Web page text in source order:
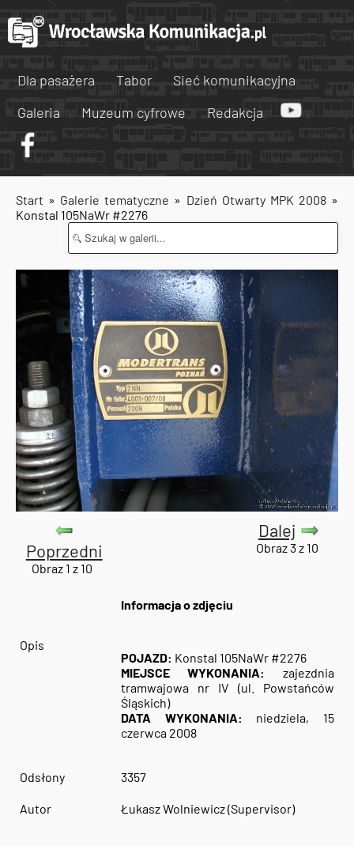
Dla pasażera Tabor
Sieć komunikacyjna
Galeria
Muzeum cyfrowe Redakcja
Start » Galerie tematyczne » Dzień Otwarty MPK 2008»
Konstal 105NaWr #2276
Poprzedni
Obraz 1 z 10
Dalej
Obraz 3 z 10
Informacja o zdjęciu
Opis
POJAZD: Konstal 105NaWr #2276
MIEJSCE WYKONANIA:
zajezdnia
tramwajowa nr IV (ul. Powstańców
Śląskich)
DATA WYKONANIA: niedziela, 15
czerwca 2008
Odsłony 3357
Autor Łukasz Wolniewicz (Supervisor)